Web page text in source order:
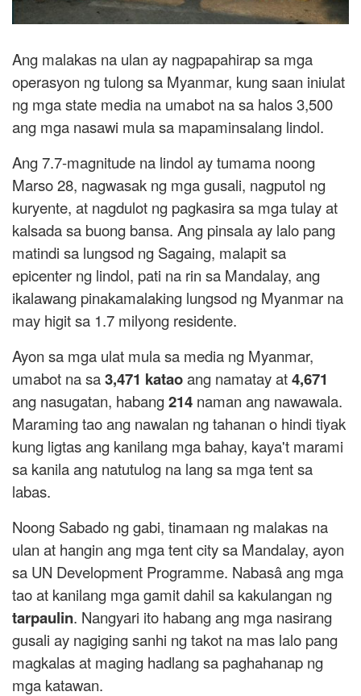
Ang malakas na ulan ay nagpapahirap sa mga
operasyon ng tulong sa Myanmar, kung saan iniulat
ng mga state media na umabot na sa halos 3,500
ang mga nasawi mula sa mapaminsalang lindol.
Ang 7.7-magnitude na lindol ay tumama noong
Marso 28, nagwasak ng mga gusali, nagputol ng
kuryente, at nagdulot ng pagkasira sa mga tulay at
kalsada sa buong bansa. Ang pinsala ay lalo pang
matindi sa lungsod ng Sagaing, malapit sa
epicenter ng lindol, pati na rin sa Mandalay, ang
ikalawang pinakamalaking lungsod ng Myanmar na
may higit sa 1.7 milyong residente.
Ayon sa mga ulat mula sa media ng Myanmar,
umabot na sa3,471 kataoang namatay at4,671
ang nasugatan, habang214 naman ang nawawala.
Maraming tao ang nawalan ng tahanan o hindi tiyak
kung ligtas ang kanilang mga bahay, kaya't marami
sa kanila ang natutulog na lang sa mga tent sa
labas.
Noong Sabado ng gabi, tinamaan ng malakas na
ulan at hangin ang mga tent city sa Mandalay, ayon
sa UN Development Programme. Nabasâ ang mga
tao at kanilang mga gamit dahil sa kakulangan ng
tarpaulin. Nangyari ito habang ang mga nasirang
gusali ay nagiging sanhi ng takot na mas lalo pang
magkalas at maging hadlang sa paghahanap ng
mga katawan.